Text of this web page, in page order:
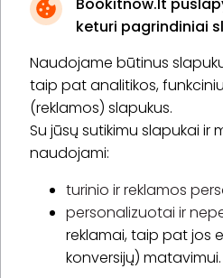
keturi pagrindiniai
Naudojame būtinus
taip pat analitikos,
(reklamos) slapukus.
Su jūsų sutikimu slapukai ir
naudojami:
turinio ir reklamos
personalizuotai ir
reklamai, taip pat jos
konversijų) matavimui.
* Susipažinau su
Apie „BookitNow“
Informacija